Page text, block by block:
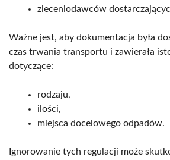
zleceniodawców
Ważne jest, aby dokumentacja była
czas trwania transportu i zawierała
dotyczące:
rodzaju,
ilości,
miejsca docelowego odpadów.
Ignorowanie tych regulacji może